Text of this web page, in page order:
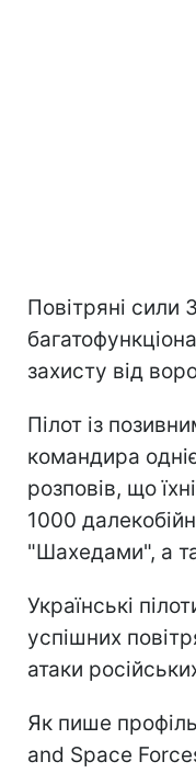
Повітряні сили
захисту від
Пілот із
командира
розповів, що
1000
"Шахедами", а
Українські
успішних
атаки
Як пише
and Space